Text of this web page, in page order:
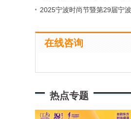
2025宁波时尚节暨第29届宁
在线咨询
热点专题